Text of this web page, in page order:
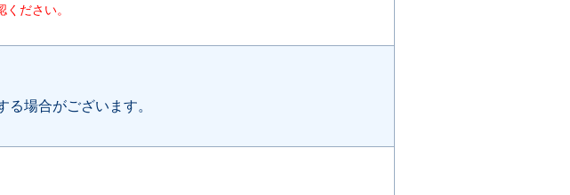
ださい。
場合がございます。